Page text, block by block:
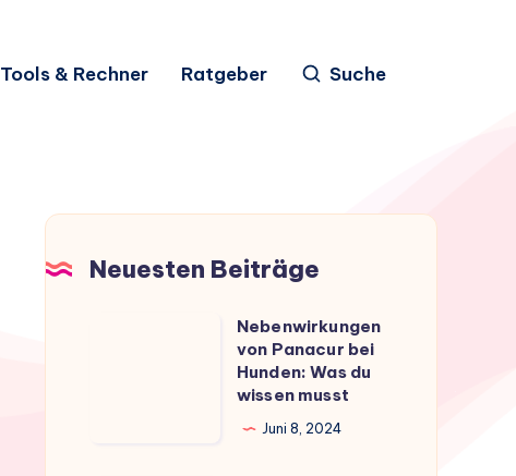
Tools & Rechner Ratgeber Suche
Neuesten Beiträge
Nebenwirkungen
von Panacur bei
Hunden: Was du
wissen musst
Juni 8, 2024